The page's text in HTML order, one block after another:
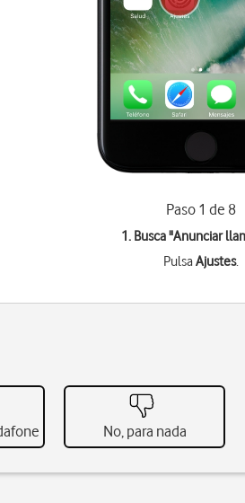
Paso 1 de 8
1. Busca "Anunciar
PulsaAjustes.
No, para nada